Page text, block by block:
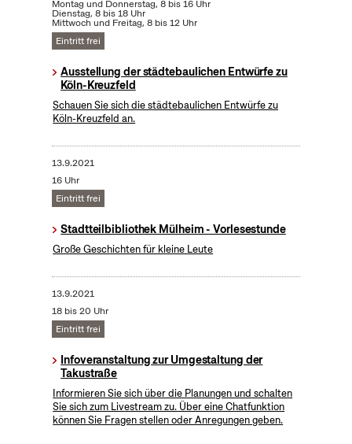
Montag und Donnerstag, 8 bis 16 Uhr
Dienstag, 8 bis 18 Uhr
Mittwoch und Freitag, 8 bis 12 Uhr
Eintritt frei
Ausstellung der städtebaulichen Entwürfe zu
Köln-Kreuzfeld
Schauen Sie sich die städtebaulichen Entwürfe zu
Köln-Kreuzfeld an.
13.9.2021
16 Uhr
Eintritt frei
Stadtteilbibliothek Mülheim - Vorlesestunde
Große Geschichten für kleine Leute
13.9.2021
18 bis 20 Uhr
Eintritt frei
Infoveranstaltung zur Umgestaltung der
Takustraße
Informieren Sie sich über die Planungen und schalten
Sie sich zum Livestream zu. Über eine Chatfunktion
können Sie Fragen stellen oder Anregungen geben.